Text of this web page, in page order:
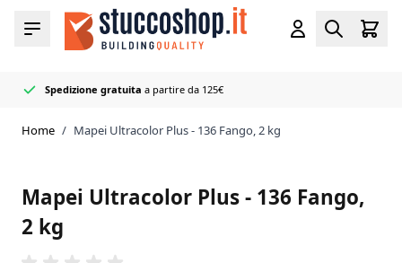
Salta al contenuto
Menu
Cart
Spedizione gratuita a partire da 125€
Rivenditoreufficiale Mapei
50+ colori di fughe e sigillantiin stock
Consegnato rapidamente
Home / Mapei Ultracolor Plus - 136 Fango, 2 kg
Mapei Ultracolor Plus - 136 Fango,
2 kg